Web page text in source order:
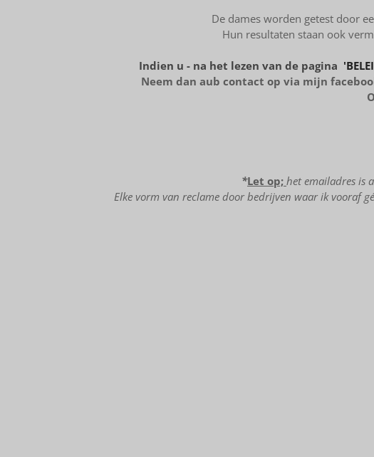
De dames worden getest door
Hun resultaten staan ook
Indien u - na het lezen van de pagina
Neem dan aub contact op via mijn
*Let op; het emailadres is
Elke vorm van reclame door bedrijven waar ik vooraf